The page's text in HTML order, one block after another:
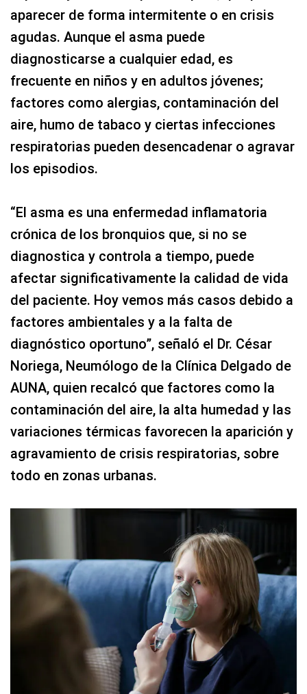
aparecer de forma intermitente o en crisis
agudas. Aunque el asma puede
diagnosticarse a cualquier edad, es
frecuente en niños y en adultos jóvenes;
factores como alergias, contaminación del
aire, humo de tabaco y ciertas infecciones
respiratorias pueden desencadenar o agravar
los episodios.
“El asma es una enfermedad inflamatoria
crónica de los bronquios que, si no se
diagnostica y controla a tiempo, puede
afectar significativamente la calidad de vida
del paciente. Hoy vemos más casos debido a
factores ambientales y a la falta de
diagnóstico oportuno”, señaló el Dr. César
Noriega, Neumólogo de la Clínica Delgado de
AUNA, quien recalcó que factores como la
contaminación del aire, la alta humedad y las
variaciones térmicas favorecen la aparición y
agravamiento de crisis respiratorias, sobre
todo en zonas urbanas.